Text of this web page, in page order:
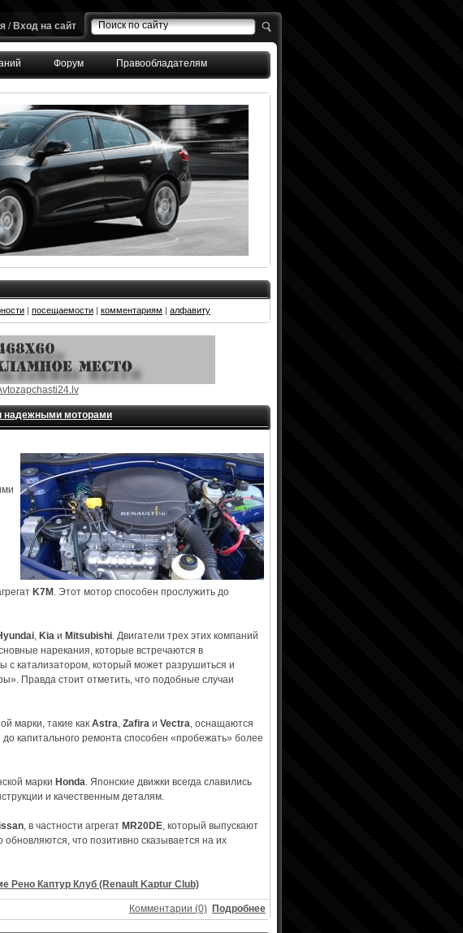
/ Вход на сайт
Форум Правообладателям
| посещаемости | комментариям | алфавиту
надежными моторами
K7M . Этот мотор способен прослужить до
, Kia и Mitsubishi. Двигатели трех этих компаний
нарекания, которые встречаются в
с катализатором, который может разрушиться и
Правда стоит отметить, что подобные случаи
марки, такие как Astra, Zafira и Vectra, оснащаются
капитального ремонта способен «пробежать» более
марки Honda. Японские движки всегда славились
и качественным деталям.
, в частности агрегат MR20DE, который выпускают
что позитивно сказывается на их
Рено Каптур Клуб (Renault Kaptur Club)
Комментарии (0) Подробнее